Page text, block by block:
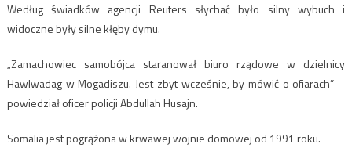
Według świadków agencji Reuters słychać było silny wybuch i
widoczne były silne kłęby dymu.
„Zamachowiec samobójca staranował biuro rządowe w dzielnicy
Hawlwadag w Mogadiszu. Jest zbyt wcześnie, by mówić o ofiarach” –
powiedział oficer policji Abdullah Husajn.
Somalia jest pogrążona w krwawej wojnie domowej od 1991 roku.